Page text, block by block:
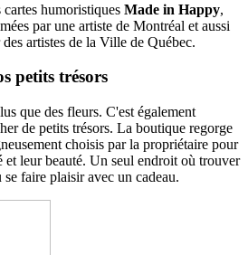
humoristiques Made in Happy,
par une artiste de Montréal et aussi
artistes de la Ville de Québec.
petits trésors
que des fleurs. C'est également
de petits trésors. La boutique regorge
choisis par la propriétaire pour
leur beauté. Un seul endroit où trouver
faire plaisir avec un cadeau.